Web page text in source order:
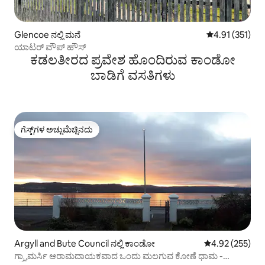
Glencoe ನಲ್ಲಿ ಮನೆ 5 ರಲ್ಲಿ 4.91
4.91 (351)
ಯಾಟರ್ ವೌಪ್ ಹೌಸ್
ಕಡಲತೀರದ ಪ್ರವೇಶ ಹೊಂದಿರುವ ಕಾಂಡೋ
ಬಾಡಿಗೆ ವಸತಿಗಳು
ಗೆಸ್ಟ್‌ಗಳ ಅಚ್ಚುಮೆಚ್ಚಿನದು
ಗೆಸ್ಟ್‌ಗಳ ಅಚ್ಚುಮೆಚ್ಚಿನದು
Argyll and Bute Council ನಲ್ಲಿ ಕಾಂಡೋ 5 ರಲ್ಲಿ 4.92
4.92 (255)
ಗ್ರ್ಯಾಮರ್ಸಿ ಆರಾಮದಾಯಕವಾದ ಒಂದು ಮಲಗುವ ಕೋಣೆ ಧಾಮ -